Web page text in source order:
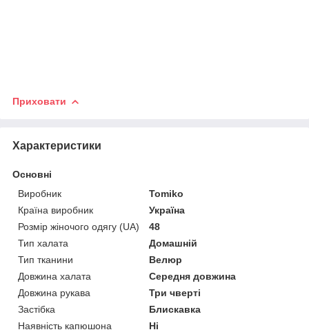
Приховати
Характеристики
Основні
Виробник
Tomiko
Країна виробник
Україна
Розмір жіночого одягу (UA)
48
Тип халата
Домашній
Тип тканини
Велюр
Довжина халата
Середня довжина
Довжина рукава
Три чверті
Застібка
Блискавка
Наявність капюшона
Ні